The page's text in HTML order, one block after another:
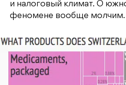
и налоговый климат. О
феномене вообще молчим.